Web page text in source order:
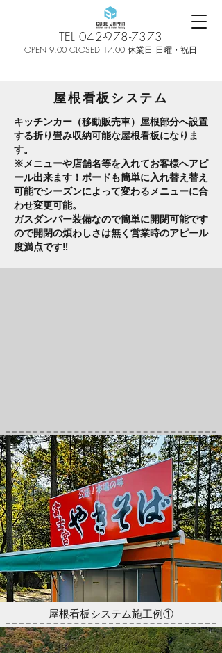
TEL 042-978-7373
OPEN 9:00 CLOSED 17:00 休業日 日曜・祝日
屋根看板システム
キッチンカー（移動販売車）屋根部分へ設置
する折り畳み収納可能な屋根看板になりま
す。
​※メニューや店舗名等を入れてお客様へアピ
ール出来ます！ボードも簡単に入れ替え替え
可能でシーズンによって変わるメニューに合
わせ変更可能。
ガスダンパー装備なので簡単に開閉可能です
ので開閉の煩わしさは無く営業時のアピール
度満点です‼
​屋根看板システム施工例①